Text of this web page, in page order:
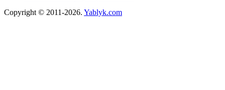
Copyright © 2011-2026. Yablyk.сom